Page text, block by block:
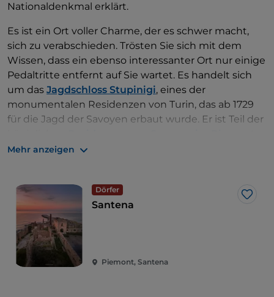
Nationaldenkmal erklärt.
Es ist ein Ort voller Charme, der es schwer macht,
sich zu verabschieden. Trösten Sie sich mit dem
Wissen, dass ein ebenso interessanter Ort nur einige
Pedaltritte entfernt auf Sie wartet. Es handelt sich
um das Jagdschloss Stupinigi, eines der
monumentalen Residenzen von Turin, das ab 1729
für die Jagd der Savoyen erbaut wurde. Er ist Teil der
die zum UNESCO-Weltkulturerbe gehören, und ist
Von der Redaktion von RCS Sport.
Mehr anzeigen
Dörfer
Like
Santena
Piemont, Santena